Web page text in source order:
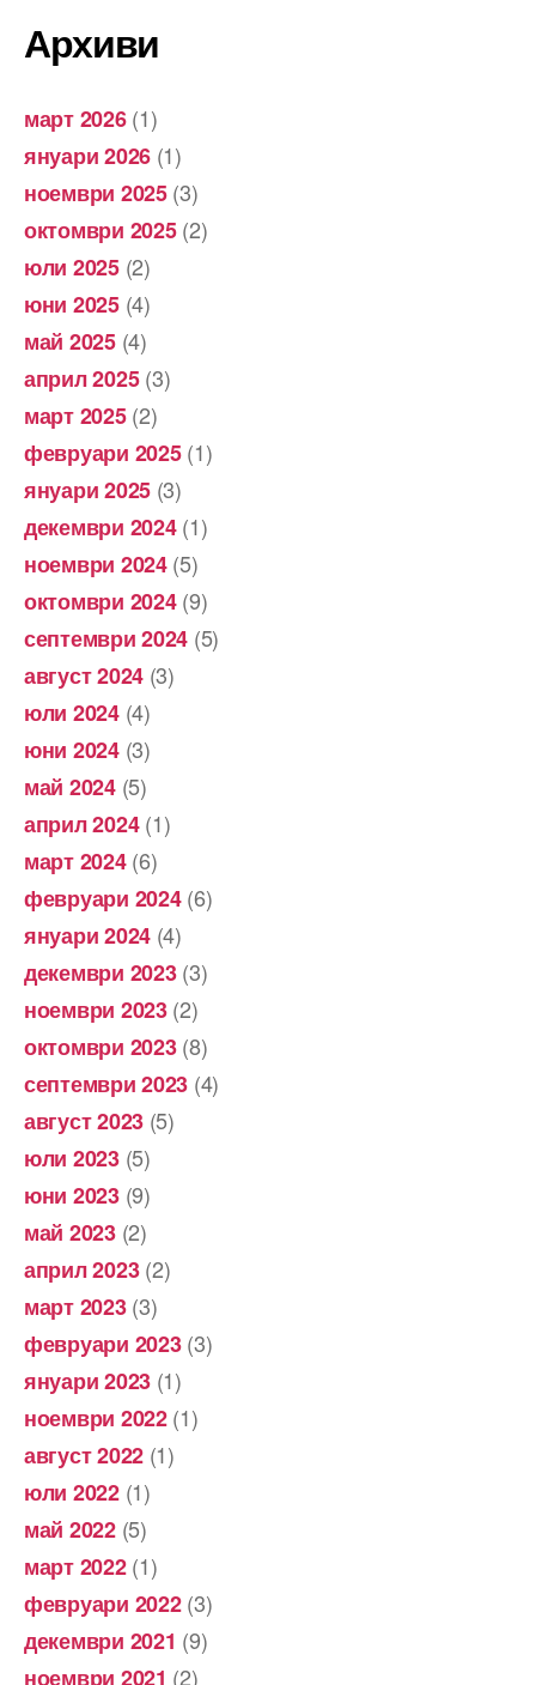
Архиви
март 2026(1)
януари 2026 (1)
ноември 2025(3)
октомври 2025(2)
юли 2025(2)
юни 2025(4)
май 2025(4)
април 2025(3)
март 2025(2)
февруари 2025(1)
януари 2025 (3)
декември 2024(1)
ноември 2024(5)
октомври 2024(9)
септември 2024 (5)
август 2024 (3)
юли 2024(4)
юни 2024(3)
май 2024(5)
април 2024(1)
март 2024(6)
февруари 2024(6)
януари 2024 (4)
декември 2023(3)
ноември 2023(2)
октомври 2023(8)
септември 2023 (4)
август 2023 (5)
юли 2023(5)
юни 2023(9)
май 2023(2)
април 2023(2)
март 2023(3)
февруари 2023(3)
януари 2023 (1)
ноември 2022(1)
август 2022 (1)
юли 2022(1)
май 2022(5)
март 2022(1)
февруари 2022(3)
декември 2021 (9)
ноември 2021 (2)